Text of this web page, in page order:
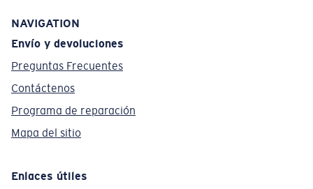
NAVIGATION
Envío y devoluciones
Preguntas Frecuentes
Contáctenos
Programa de reparación
Mapa del sitio
Enlaces útiles